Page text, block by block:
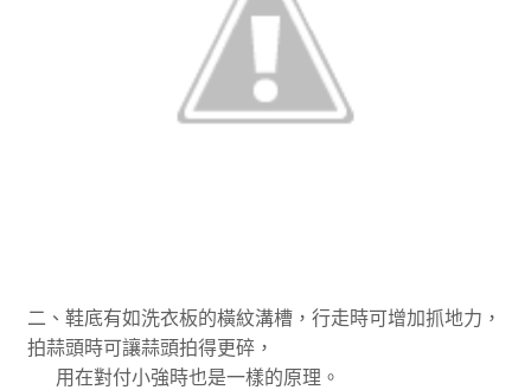
二、鞋底有如洗衣板的橫紋溝槽，行走時可增加抓地力，
拍蒜頭時可讓蒜頭拍得更碎，
用在對付小強時也是一樣的原理。